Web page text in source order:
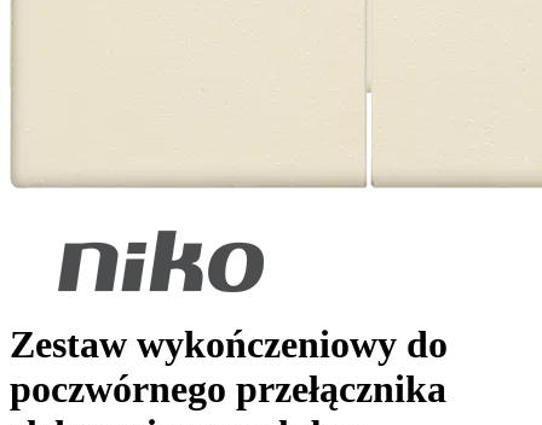
Zestaw wykończeniowy do
poczwórnego przełącznika